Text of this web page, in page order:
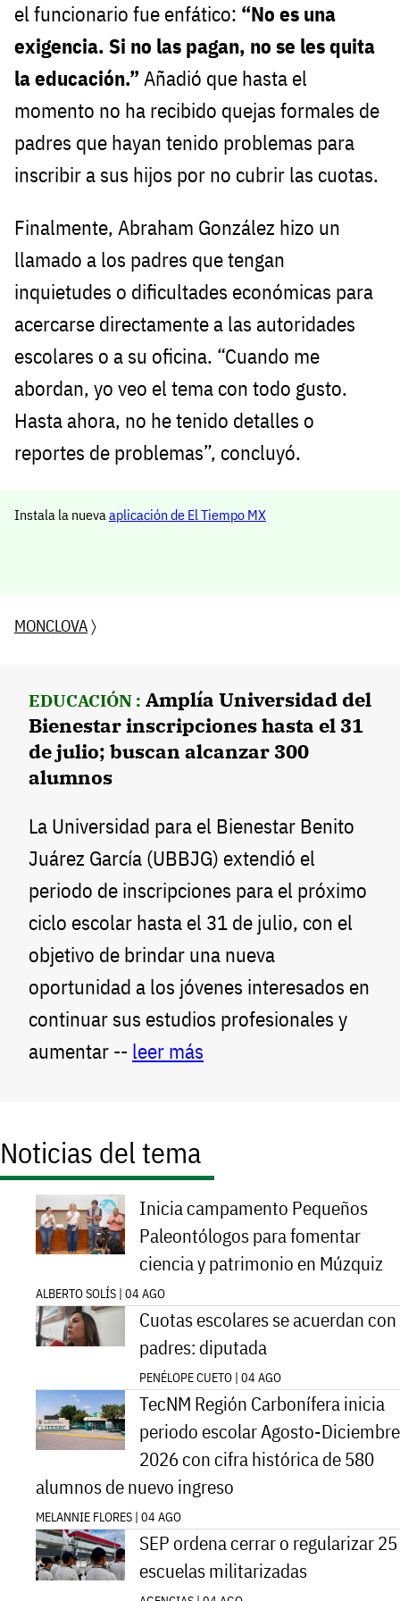
el funcionario fue enfático: “No es una
exigencia. Si no las pagan, no se les quita
la educación.” Añadió que hasta el
momento no ha recibido quejas formales de
padres que hayan tenido problemas para
inscribir a sus hijos por no cubrir las cuotas.
Finalmente, Abraham González hizo un
llamado a los padres que tengan
inquietudes o dificultades económicas para
acercarse directamente a las autoridades
escolares o a su oficina. “Cuando me
abordan, yo veo el tema con todo gusto.
Hasta ahora, no he tenido detalles o
reportes de problemas”, concluyó.
Instala la nueva aplicación de El Tiempo MX
MONCLOVA〉
EDUCACIÓN : Amplía Universidad del
Bienestar inscripciones hasta el 31
de julio; buscan alcanzar 300
alumnos
La Universidad para el Bienestar Benito
Juárez García (UBBJG) extendió el
periodo de inscripciones para el próximo
ciclo escolar hasta el 31 de julio, con el
objetivo de brindar una nueva
oportunidad a los jóvenes interesados en
continuar sus estudios profesionales y
aumentar -- leer más
Noticias del tema
Inicia campamento Pequeños
Paleontólogos para fomentar
ciencia y patrimonio en Múzquiz
ALBERTO SOLÍS | 04 AGO
Cuotas escolares se acuerdan con
padres: diputada
PENÉLOPE CUETO | 04 AGO
TecNM Región Carbonífera inicia
periodo escolar Agosto-Diciembre
2026 con cifra histórica de 580
alumnos de nuevo ingreso
MELANNIE FLORES | 04 AGO
SEP ordena cerrar o regularizar 25
escuelas militarizadas